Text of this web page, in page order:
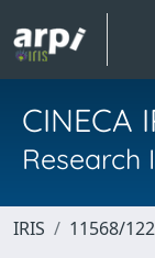
CINECA
Research
IRIS 11568/